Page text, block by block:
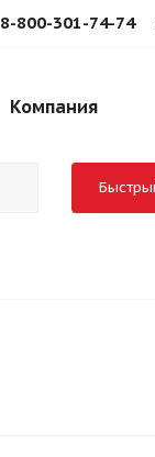
8-800-301-74-74
Компания